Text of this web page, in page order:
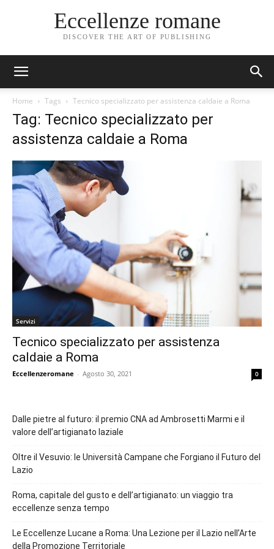
Eccellenze romane
DISCOVER THE ART OF PUBLISHING
Home Tags Tecnico specializzato per assistenza caldaie a Roma
Tag: Tecnico specializzato per
assistenza caldaie a Roma
Servizi
Tecnico specializzato per assistenza
caldaie a Roma
Eccellenzeromane - Agosto 30, 2021 0
Dalle pietre al futuro: il premio CNA ad Ambrosetti Marmi e il
valore dell’artigianato laziale
Oltre il Vesuvio: le Università Campane che Forgiano il Futuro del
Lazio
Roma, capitale del gusto e dell’artigianato: un viaggio tra
eccellenze senza tempo
Le Eccellenze Lucane a Roma: Una Lezione per il Lazio nell’Arte
della Promozione Territoriale